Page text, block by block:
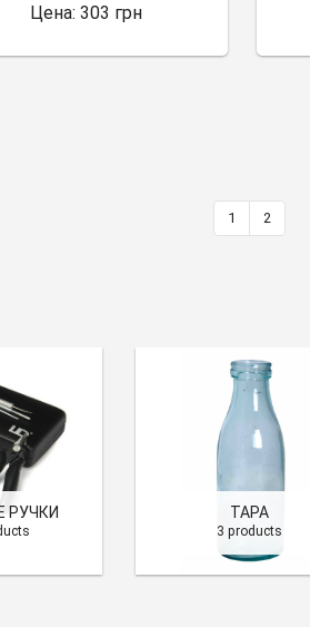
Цена: 303 грн
1 2
РУЧКИ ТАРА
3 products